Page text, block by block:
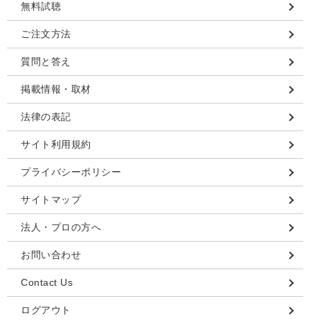
無料試聴
ご注文方法
質問と答え
掲載情報・取材
法律の表記
サイト利用規約
プライバシーポリシー
サイトマップ
法人・プロの方へ
お問い合わせ
Contact Us
ログアウト